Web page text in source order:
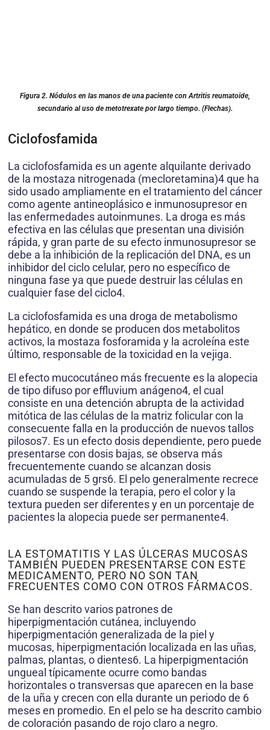
Figura 2. Nódulos en las manos de una paciente con Artritis reumatoide,
secundario al uso de metotrexate por largo tiempo. (Flechas).
Ciclofosfamida
La ciclofosfamida es un agente alquilante derivado
de la mostaza nitrogenada (mecloretamina)4 que ha
sido usado ampliamente en el tratamiento del cáncer
como agente antineoplásico e inmunosupresor en
las enfermedades autoinmunes. La droga es más
efectiva en las células que presentan una división
rápida, y gran parte de su efecto inmunosupresor se
debe a la inhibición de la replicación del DNA, es un
inhibidor del ciclo celular, pero no específico de
ninguna fase ya que puede destruir las células en
cualquier fase del ciclo4.
La ciclofosfamida es una droga de metabolismo
hepático, en donde se producen dos metabolitos
activos, la mostaza fosforamida y la acroleína este
último, responsable de la toxicidad en la vejiga.
El efecto mucocutáneo más frecuente es la alopecia
de tipo difuso por effluvium anágeno4, el cual
consiste en una detención abrupta de la actividad
mitótica de las células de la matriz folicular con la
consecuente falla en la producción de nuevos tallos
pilosos7. Es un efecto dosis dependiente, pero puede
presentarse con dosis bajas, se observa más
frecuentemente cuando se alcanzan dosis
acumuladas de 5 grs6. El pelo generalmente recrece
cuando se suspende la terapia, pero el color y la
textura pueden ser diferentes y en un porcentaje de
pacientes la alopecia puede ser permanente4.
LA ESTOMATITIS Y LAS ÚLCERAS MUCOSAS
TAMBIÉN PUEDEN PRESENTARSE CON ESTE
MEDICAMENTO, PERO NO SON TAN
FRECUENTES COMO CON OTROS FÁRMACOS.
Se han descrito varios patrones de
hiperpigmentación cutánea, incluyendo
hiperpigmentación generalizada de la piel y
mucosas, hiperpigmentación localizada en las uñas,
palmas, plantas, o dientes6. La hiperpigmentación
ungueal típicamente ocurre como bandas
horizontales o transversas que aparecen en la base
de la uña y crecen con ella durante un periodo de 6
meses en promedio. En el pelo se ha descrito cambio
de coloración pasando de rojo claro a negro.